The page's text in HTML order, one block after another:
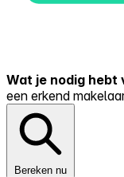
Wat je nodig hebt
een erkend
Bereken nu